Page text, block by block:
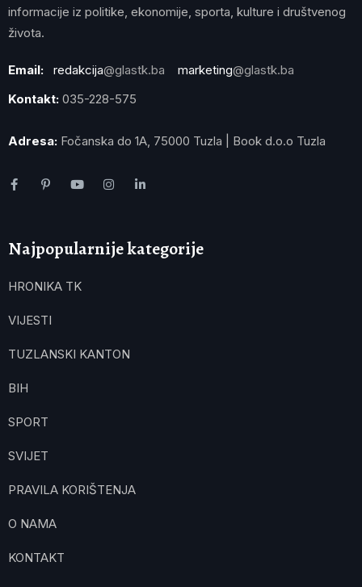
informacije iz politike, ekonomije, sporta, kulture i društvenog
života.
Email: redakcija@glastk.ba marketing@glastk.ba
Kontakt: 035-228-575
Adresa: Fočanska do 1A, 75000 Tuzla | Book d.o.o Tuzla
Najpopularnije kategorije
HRONIKA TK
VIJESTI
TUZLANSKI KANTON
BIH
SPORT
SVIJET
PRAVILA KORIŠTENJA
O NAMA
KONTAKT